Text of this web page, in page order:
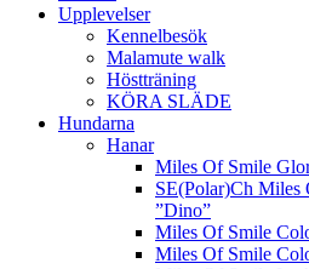
Upplevelser
Kennelbesök
Malamute walk
Höstträning
KÖRA SLÄDE
Hundarna
Hanar
Miles Of Smile
SE(Polar)Ch Miles
”Dino”
Miles Of Smile
Miles Of Smile